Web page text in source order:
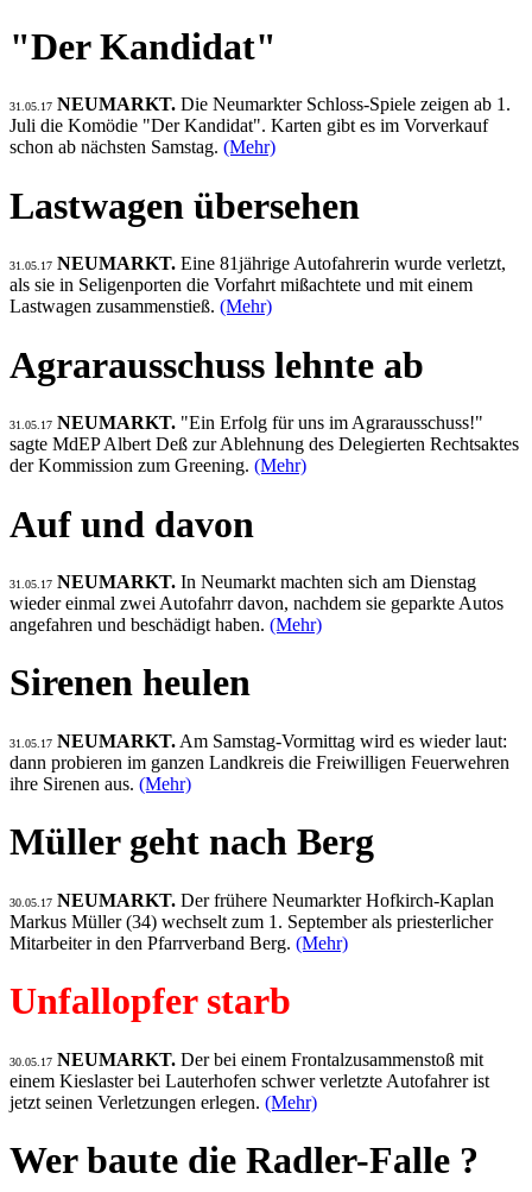
"Der Kandidat"
31.05.17 NEUMARKT. Die Neumarkter Schloss-Spiele zeigen ab 1.
Juli die Komödie "Der Kandidat". Karten gibt es im Vorverkauf
schon ab nächsten Samstag. (Mehr)
Lastwagen übersehen
31.05.17 NEUMARKT. Eine 81jährige Autofahrerin wurde verletzt,
als sie in Seligenporten die Vorfahrt mißachtete und mit einem
Lastwagen zusammenstieß. (Mehr)
Agrarausschuss lehnte ab
31.05.17 NEUMARKT. "Ein Erfolg für uns im Agrarausschuss!"
sagte MdEP Albert Deß zur Ablehnung des Delegierten Rechtsaktes
der Kommission zum Greening. (Mehr)
Auf und davon
31.05.17 NEUMARKT. In Neumarkt machten sich am Dienstag
wieder einmal zwei Autofahrr davon, nachdem sie geparkte Autos
angefahren und beschädigt haben. (Mehr)
Sirenen heulen
31.05.17 NEUMARKT. Am Samstag-Vormittag wird es wieder laut:
dann probieren im ganzen Landkreis die Freiwilligen Feuerwehren
ihre Sirenen aus. (Mehr)
Müller geht nach Berg
30.05.17 NEUMARKT. Der frühere Neumarkter Hofkirch-Kaplan
Markus Müller (34) wechselt zum 1. September als priesterlicher
Mitarbeiter in den Pfarrverband Berg. (Mehr)
Unfallopfer starb
30.05.17 NEUMARKT. Der bei einem Frontalzusammenstoß mit
einem Kieslaster bei Lauterhofen schwer verletzte Autofahrer ist
jetzt seinen Verletzungen erlegen. (Mehr)
Wer baute die Radler-Falle ?